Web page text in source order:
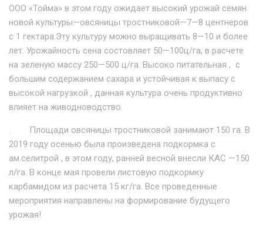
ООО «Тойма» в этом году ожидает высокий урожай семян
новой культуры—овсяницы тростниковой—7—8 центнеров
с 1 гектара.Эту культуру можно выращивать 8—10 и более
лет. Урожайность сена состовляет 50—100ц/га, в расчете
на зеленую массу 250—500 ц/га. Высоко питательная , с
большим содержанием сахара и устойчивая к выпасу с
высокой нагрузкой , данная культура очень продуктивно
влияет на живодноводство.
. Площади овсяницы тростниковой занимают 150 га. В
2019 году осенью была произведена подкормка с
ам.селитрой , в этом году, ранней весной внесли КАС —150
л/га. В конце мая провели листовую подкормку
карбамидом из расчета 15 кг/га. Все проведенные
мероприятия направлены на формирование будущего
урожая!